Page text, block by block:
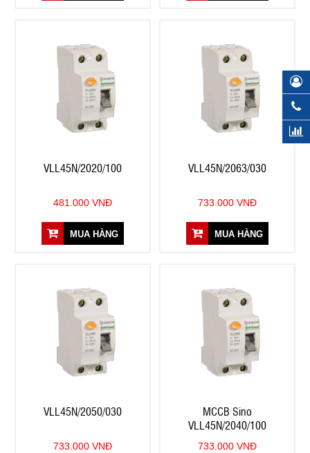
VLL45N/2020/100
481.000 VNĐ
MUA HÀNG
VLL45N/2063/030
733.000 VNĐ
MUA HÀNG
VLL45N/2050/030
733.000 VNĐ
MCCB Sino
VLL45N/2040/100
733.000 VNĐ